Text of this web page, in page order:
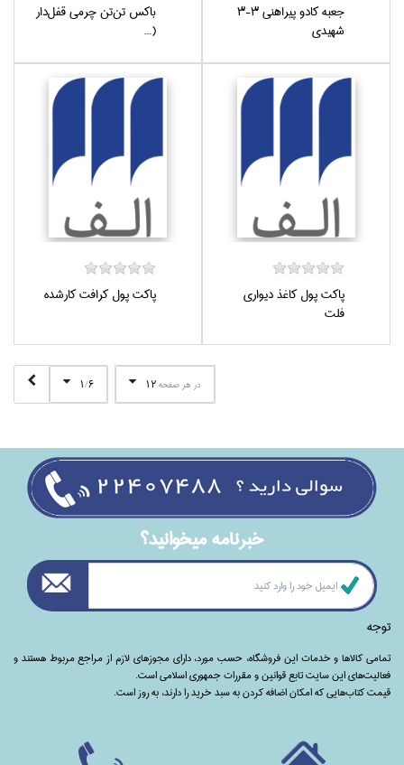
جعبه كادو پيراهني 3-3
شهيدي
باكس تن‌تن چرمي قفل‌دار
(...
پاكت پول كاغذ ديواري
فلت
پاكت پول كرافت كارشده
در هر صفحه12
1/6
خبرنامه ميخوانيد؟
توجه
تمامی‌ کالاها و خدمات این فروشگاه، حسب مورد،‌ دارای مجوزهای لازم از مراجع مربوط هستند ‌و‌‌
فعالیت‌های این سایت تابع قوانین و مقررات جمهوری اسلامی است.
قیمت کتاب‌هایی که امکان اضافه کردن به سبد خرید را دارند،‌ به روز است.